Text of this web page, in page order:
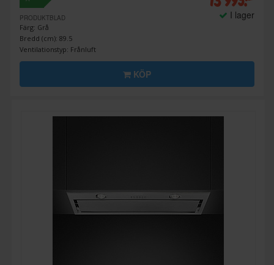
PRODUKTBLAD
Färg: Grå
Bredd (cm): 89.5
Ventilationstyp: Frånluft
I lager
KÖP